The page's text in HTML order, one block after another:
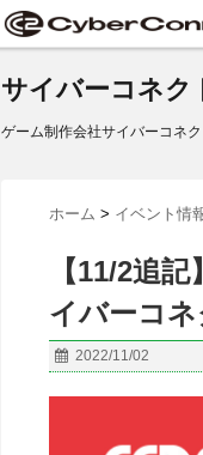
サイバーコネク
ゲーム制作会社サイバーコネ
ホーム > イベント情
【11/2追
イバーコネ
2022/11/02